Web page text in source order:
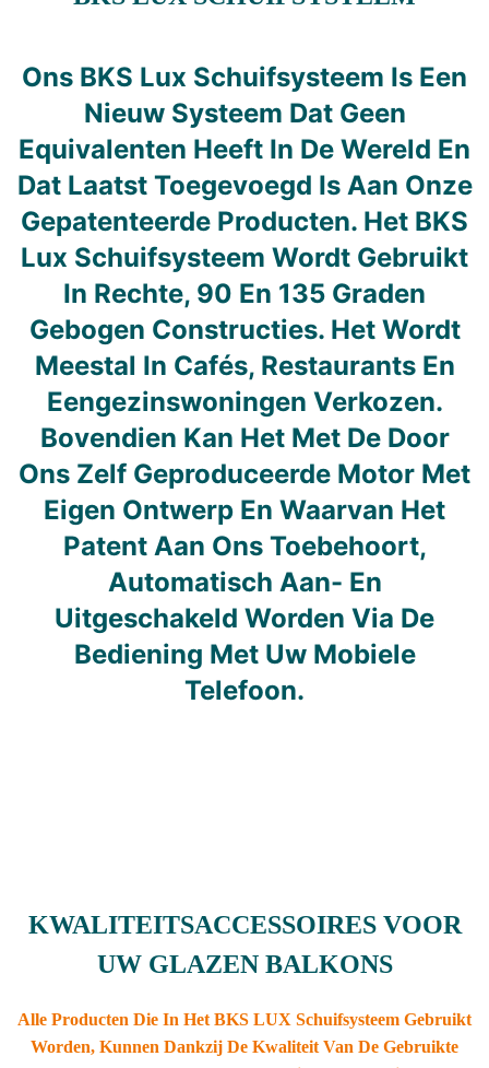
Ons BKS Lux Schuifsysteem Is Een
Nieuw Systeem Dat Geen
Equivalenten Heeft In De Wereld En
Dat Laatst Toegevoegd Is Aan Onze
Gepatenteerde Producten. Het BKS
Lux Schuifsysteem Wordt Gebruikt
In Rechte, 90 En 135 Graden
Gebogen Constructies. Het Wordt
Meestal In Cafés, Restaurants En
Eengezinswoningen Verkozen.
Bovendien Kan Het Met De Door
Ons Zelf Geproduceerde Motor Met
Eigen Ontwerp En Waarvan Het
Patent Aan Ons Toebehoort,
Automatisch Aan- En
Uitgeschakeld Worden Via De
Bediening Met Uw Mobiele
Telefoon.
KWALITEITSACCESSOIRES VOOR
UW GLAZEN BALKONS
Alle Producten Die In Het BKS LUX Schuifsysteem Gebruikt
Worden, Kunnen Dankzij De Kwaliteit Van De Gebruikte